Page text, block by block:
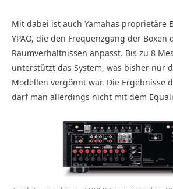
Mit dabei ist auch Yamahas proprietäre
YPAO, die den Frequenzgang der Boxen
Raumverhältnissen anpasst. Bis zu 8
unterstützt das System, was bisher nur
Modellen vergönnt war. Die Ergebnisse
darf man allerdings nicht mit dem